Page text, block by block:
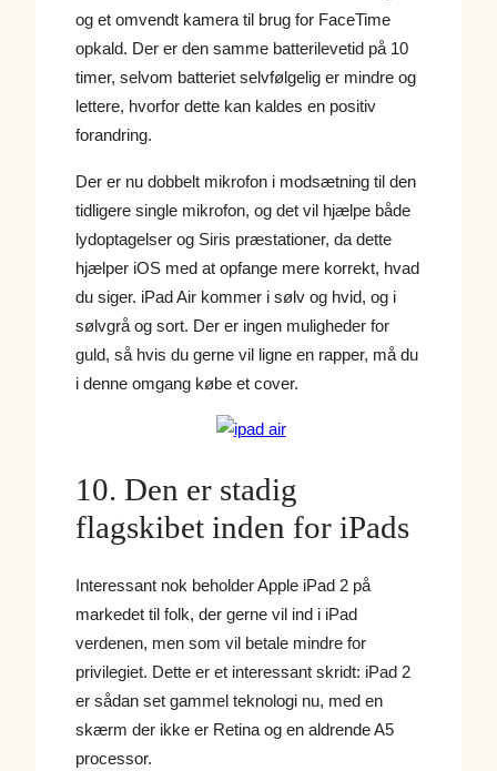
og et omvendt kamera til brug for FaceTime
opkald. Der er den samme batterilevetid på 10
timer, selvom batteriet selvfølgelig er mindre og
lettere, hvorfor dette kan kaldes en positiv
forandring.
Der er nu dobbelt mikrofon i modsætning til den
tidligere single mikrofon, og det vil hjælpe både
lydoptagelser og Siris præstationer, da dette
hjælper iOS med at opfange mere korrekt, hvad
du siger. iPad Air kommer i sølv og hvid, og i
sølvgrå og sort. Der er ingen muligheder for
guld, så hvis du gerne vil ligne en rapper, må du
i denne omgang købe et cover.
10. Den er stadig
flagskibet inden for iPads
Interessant nok beholder Apple iPad 2 på
markedet til folk, der gerne vil ind i iPad
verdenen, men som vil betale mindre for
privilegiet. Dette er et interessant skridt: iPad 2
er sådan set gammel teknologi nu, med en
skærm der ikke er Retina og en aldrende A5
processor.